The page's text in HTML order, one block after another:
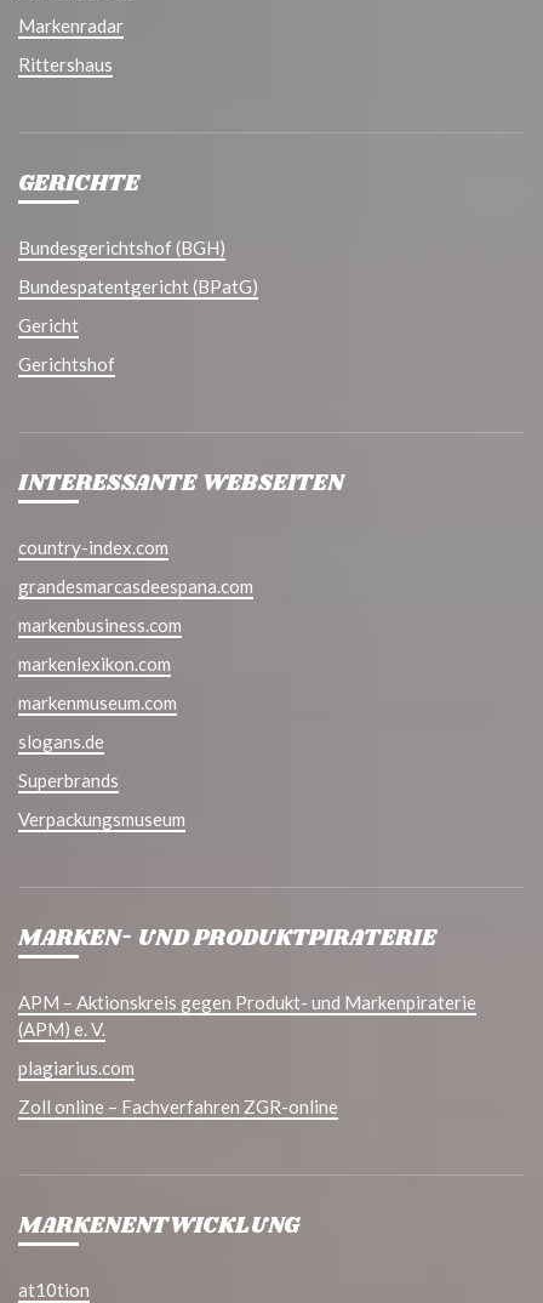
Markenradar
Rittershaus
GERICHTE
Bundesgerichtshof (BGH)
Bundespatentgericht (BPatG)
Gericht
Gerichtshof
INTERESSANTE WEBSEITEN
country-index.com
grandesmarcasdeespana.com
markenbusiness.com
markenlexikon.com
markenmuseum.com
slogans.de
Superbrands
Verpackungsmuseum
MARKEN- UND PRODUKTPIRATERIE
APM – Aktionskreis gegen Produkt- und Markenpiraterie
(APM) e. V.
plagiarius.com
Zoll online – Fachverfahren ZGR-online
MARKENENTWICKLUNG
at10tion